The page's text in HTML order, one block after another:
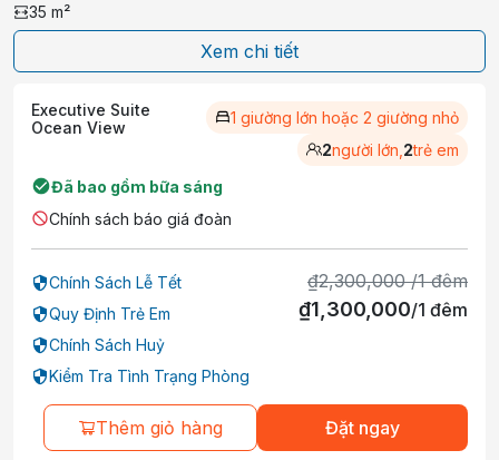
35 m²
Xem chi tiết
Executive Suite
Ocean View
1 giường lớn hoặc 2 giường nhỏ
2người lớn, 2trẻ em
Đã bao gồm bữa sáng
Chính sách báo giá đoàn
Chính Sách Lễ Tết
Quy Định Trẻ Em
Chính Sách Huỷ
Kiểm Tra Tình Trạng Phòng
₫2,300,000 /1 đêm
₫1,300,000/1 đêm
Thêm giỏ hàng Đặt ngay